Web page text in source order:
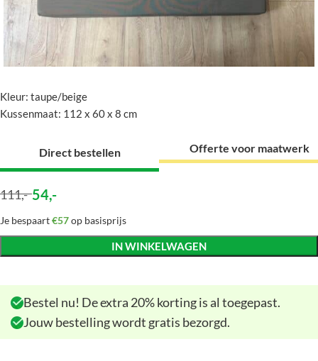
Kleur: taupe/beige
Kussenmaat: 112 x 60 x 8 cm
Direct bestellen Offerte voor maatwerk
111,- 54,-
Je bespaart€57op basisprijs
IN WINKELWAGEN
Bestel nu! De extra 20% korting is al toegepast.
Jouw bestelling wordt gratis bezorgd.